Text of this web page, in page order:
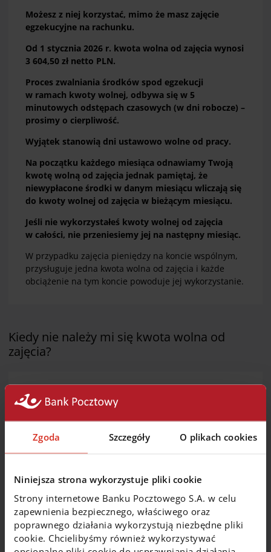
Zgoda Szczegóły O plikach cookies
Niniejsza strona wykorzystuje pliki cookie
Strony internetowe Banku Pocztowego S.A. w celu
zapewnienia bezpiecznego, właściwego oraz
poprawnego działania wykorzystują niezbędne pliki
cookie. Chcielibyśmy również wykorzystywać
Możesz z niej korzystać, mimo że masz zajęcie
egzekucyjne na rachunku.
Od 1 stycznia 2026 r. kwota wolna od zajęcia wynosi
3 604,50 zł netto PLN.
Proces zwalniania środków spod egzekucji
w ramach kwoty wolnej, odbywa się w 5
minutowych odstępach czasowych (w dni robocze) –
prosimy o cierpliwość.
Wyjątek stanowią dni ustawowo wolne od pracy.
Na początku każdego miesiąca odnawiamy Twoją
kwotę wolną od zajęcia jednak pamiętaj, że
niewypłacone środki w danym miesiącu wliczają się
do kwoty wolnej od zajęcia w bieżącym miesiącu.
Jeśli nie wykorzystałeś kwoty wolnej od zajęcia
w całości, nie przeniesiemy jej na następny miesiąc.
W przypadku zajęcia pieniędzy na koncie wspólnym,
przysługuje jedna kwota wolna od zajęcia i każde
obciążenie na tym koncie powoduje jej wykorzystanie.
Kiedy nie należy mi się kwota wolna od
zajęcia?
Kwota wolna od zajęcia nie przysługuje w przypadku
zajęcia konta firmowego, a także w przypadku zajęć
na zaspokojenie alimentów.
Środki pieniężne na rachunku wolne od
zajęcia
Zajęcie rachunku bankowego nie obejmuje środków
pieniężnych ze świadczeń wolnych od zajęcia.